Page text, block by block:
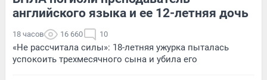
английского языка и ее 12-летняя дочь
18 часов 16 660 10
«Не рассчитала силы»: 18-летняя ужурка пыталась
успокоить трехмесячного сына и убила его